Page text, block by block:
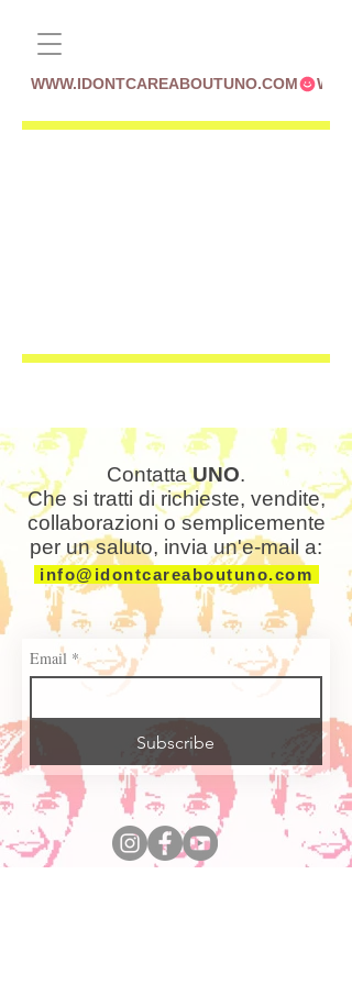
WWW.IDONTCAREABOUTUNO.COM
ContattaUNO.
Che si tratti di richieste, vendite,
collaborazioni o semplicemente
per un saluto, invia un'e-mail a:
info@idontcareaboutuno.com
Email *
Subscribe